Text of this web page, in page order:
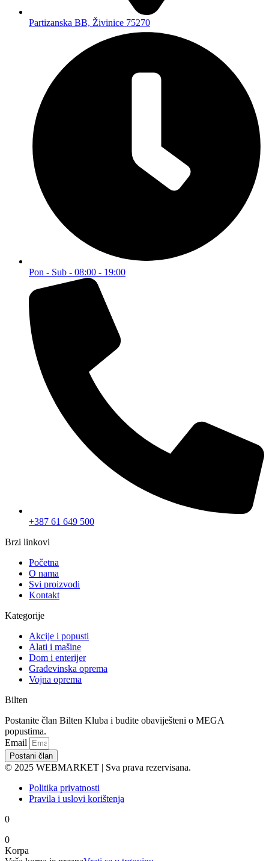
Partizanska BB, Živinice 75270
Pon - Sub - 08:00 - 19:00
+387 61 649 500
Brzi linkovi
Početna
O nama
Svi proizvodi
Kontakt
Kategorije
Akcije i popusti
Alati i mašine
Dom i enterijer
Građevinska oprema
Vojna oprema
Bilten
Postanite član Bilten Kluba i budite obaviješteni o MEGA
popustima.
Email
Postani član
© 2025 WEBMARKET | Sva prava rezervisana.
Politika privatnosti
Pravila i uslovi korištenja
0
0
Korpa